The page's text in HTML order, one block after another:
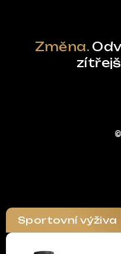
Změna.
Sportovní výživa